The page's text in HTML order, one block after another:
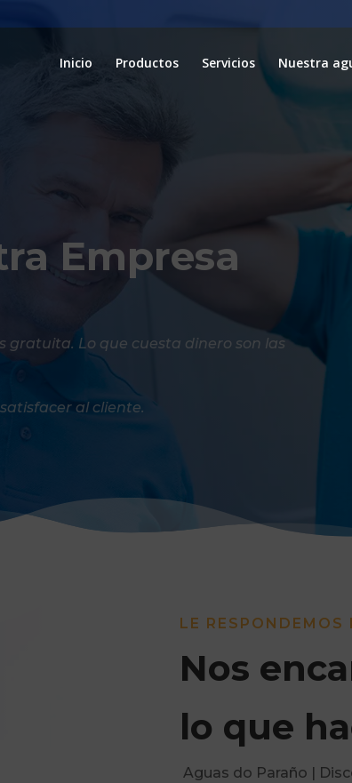
Inicio Productos Servicios Nuestra
Empresa
gratuita. Lo que cuesta dinero son las
al cliente.
LE
Nos
lo que
Aguas do Paraño |